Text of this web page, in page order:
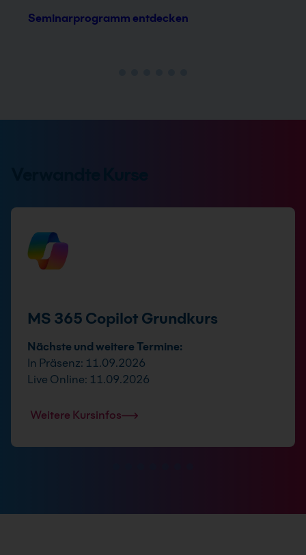
Seminarprogramm entdecken
MS 365 Copilot Grundkurs
Nächste und weitere Termine:
In Präsenz: 11.09.2026
Live Online: 11.09.2026
Weitere Kursinfos